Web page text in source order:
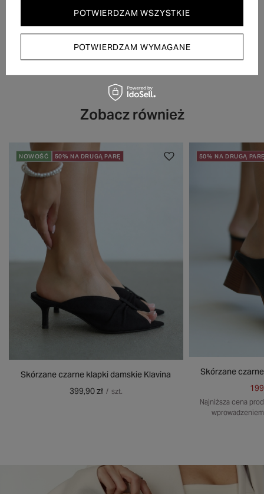
Zobacz również
NOWOŚĆ 50% NA DRUGĄ PARĘ
Skórzane czarne klapki damskie Klavina
399,90 zł / szt.
50% NA DRUGĄ
Skórzane
Najniższa cena
POTWIERDZAM WYMAGANE
POTWIERDZAM WSZYSTKIE